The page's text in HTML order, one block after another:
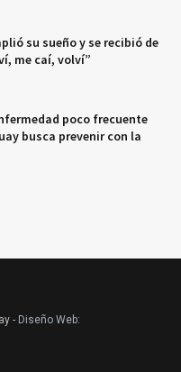
su sueño y se recibió de
me caí, volví”
poco frecuente
busca prevenir con la
- Diseño Web: